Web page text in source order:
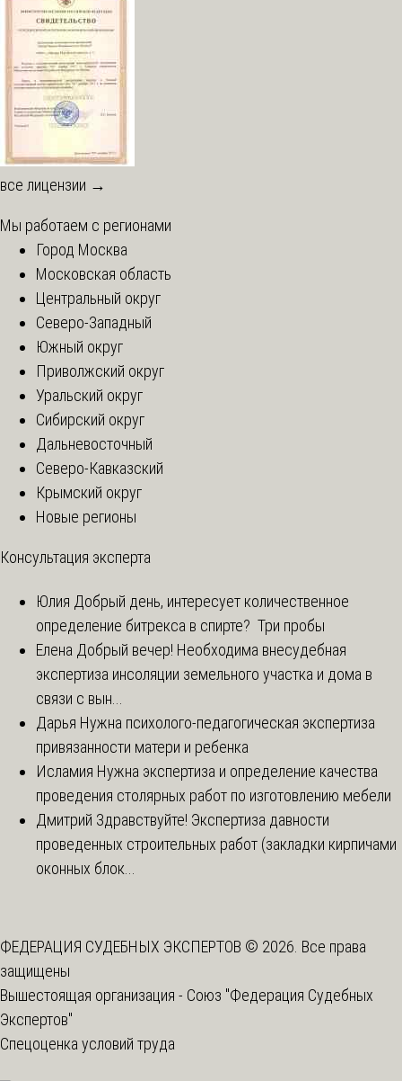
все лицензии →
Мы работаем с регионами
Город Москва
Московская область
Центральный округ
Северо-Западный
Южный округ
Приволжский округ
Уральский округ
Сибирский округ
Дальневосточный
Северо-Кавказский
Крымский округ
Новые регионы
Консультация эксперта
Юлия Добрый день, интересует количественное
определение битрекса в спирте? Три пробы
Елена Добрый вечер! Необходима внесудебная
экспертиза инсоляции земельного участка и дома в
связи с вын...
Дарья Нужна психолого-педагогическая экспертиза
привязанности матери и ребенка
Исламия Нужна экспертиза и определение качества
проведения столярных работ по изготовлению мебели
Дмитрий Здравствуйте! Экспертиза давности
проведенных строительных работ (закладки кирпичами
оконных блок...
ФЕДЕРАЦИЯ СУДЕБНЫХ ЭКСПЕРТОВ © 2026. Все права
защищены
Вышестоящая организация - Союз "Федерация Судебных
Экспертов"
Спецоценка условий труда